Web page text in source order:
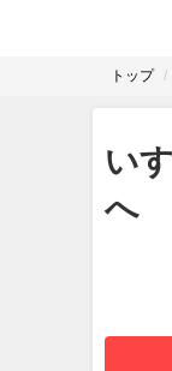
トップ
い
へ